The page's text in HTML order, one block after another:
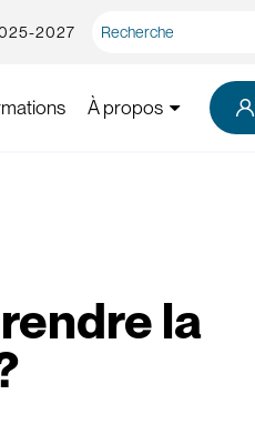
2027
rapide
À propos
la